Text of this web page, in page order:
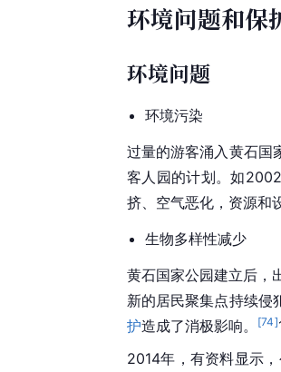
环境问题和保
环境问题
环境污染
过量的游客涌入黄石国
客人园的计划。如
挤、空气恶化，资源和
生物多样性减少
黄石国家公园建立后，
新的居民聚集点持续侵
护造成了消极影响。 [74]
2014年，有资料显示